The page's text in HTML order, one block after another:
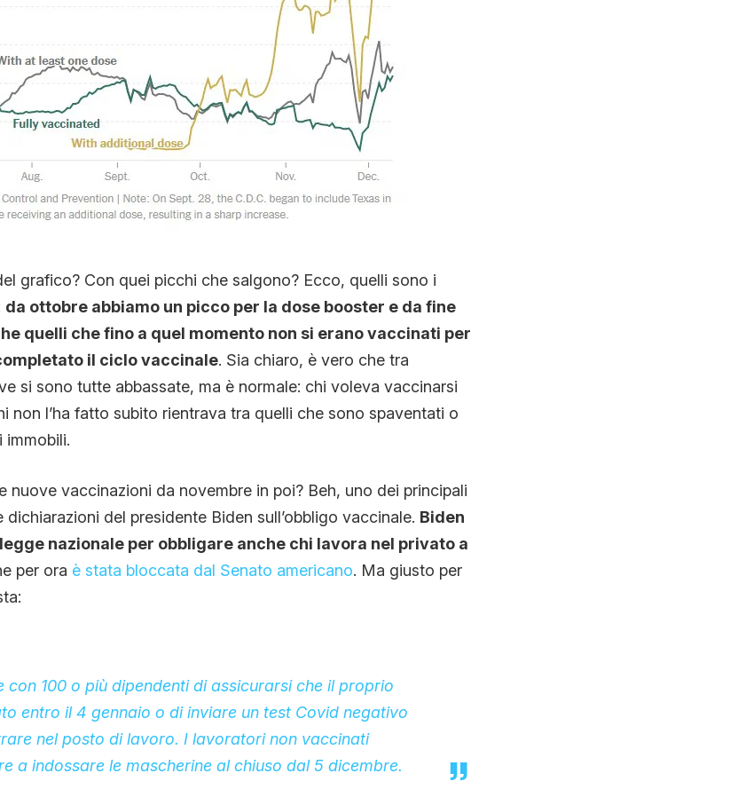
grafico? Con quei picchi che salgono? Ecco, quelli sono i
da ottobre abbiamo un picco per la dose booster e da fine
quelli che fino a quel momento non si erano vaccinati per
il ciclo vaccinale. Sia chiaro, è vero che tra
si sono tutte abbassate, ma è normale: chi voleva vaccinarsi
non l’ha fatto subito rientrava tra quelli che sono spaventati o
immobili.
nuove vaccinazioni da novembre in poi? Beh, uno dei principali
del presidente Biden sull’obbligo vaccinale. Biden
nazionale per obbligare anche chi lavora nel privato a
per ora è stata bloccata dal Senato americano. Ma giusto per
100 o più dipendenti di assicurarsi che il proprio
entro il 4 gennaio o di inviare un test Covid negativo
nel posto di lavoro. I lavoratori non vaccinati
a indossare le mascherine al chiuso dal 5 dicembre.